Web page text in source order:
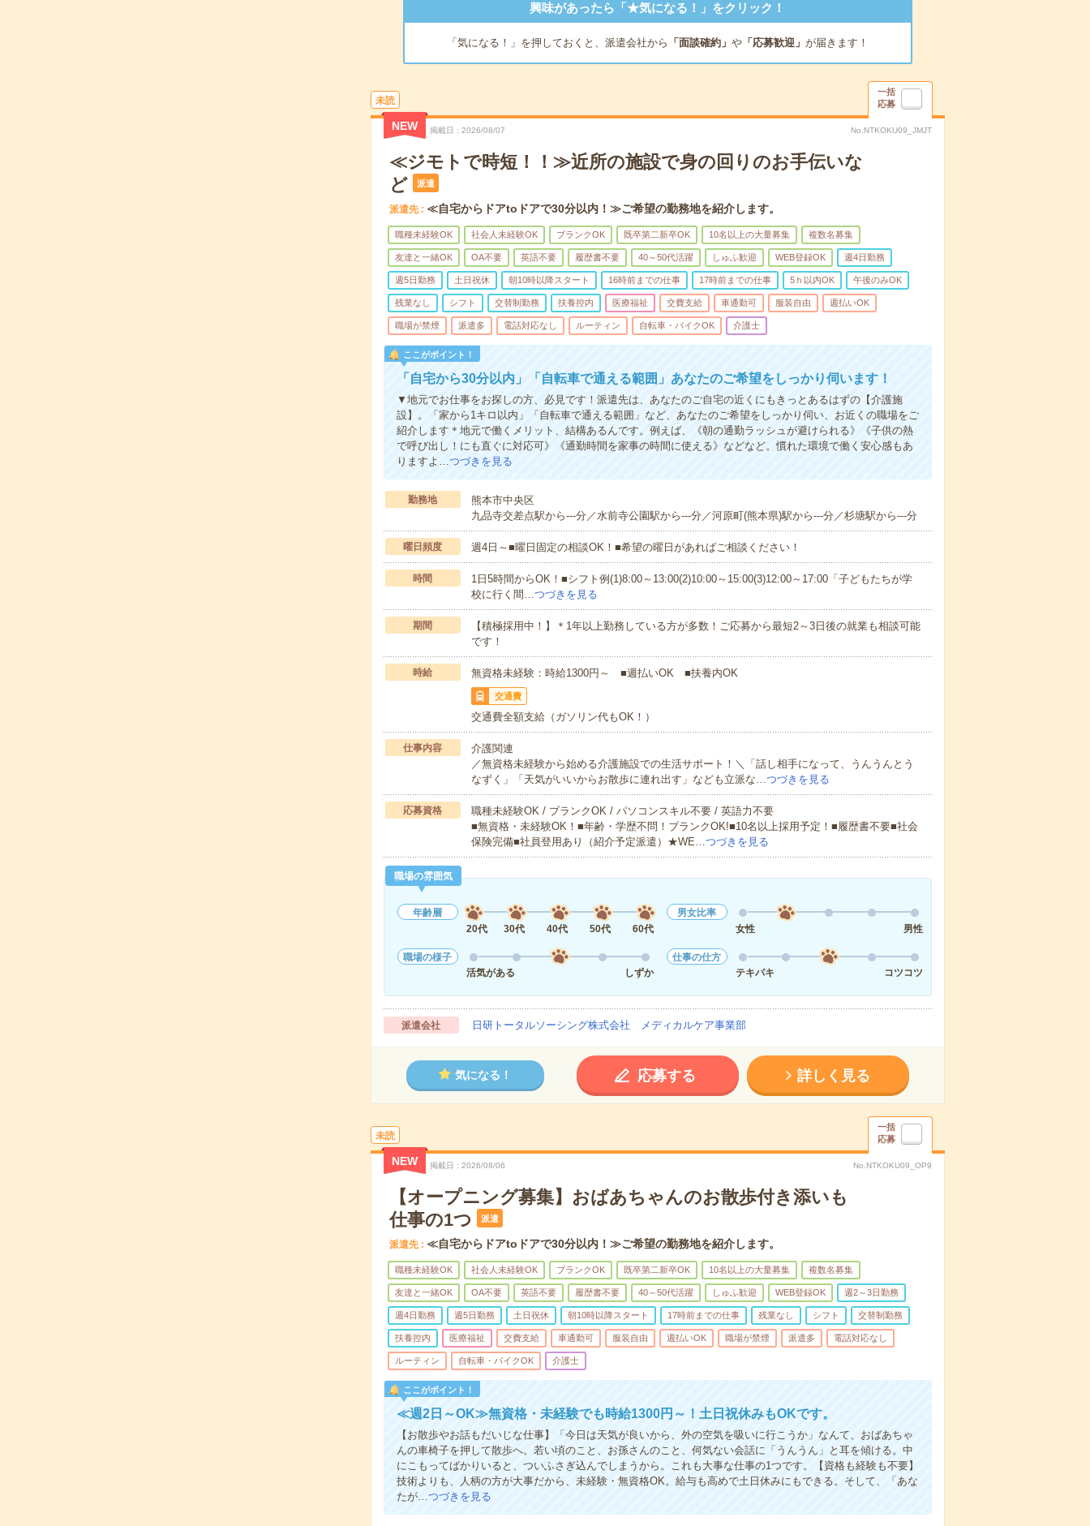
興味があったら「★気になる！」をクリック！
「気になる！」を押しておくと、派遣会社から 「面談確約」 や「応募歓迎」 が届きます！
未読
一括
応募
NEW 掲載日 2026/08/07 No.NTKOKU09_JMJT
≪ジモトで時短！！≫近所の施設で身の回りのお手伝いな
ど
派遣
派遣先 ≪自宅からドアtoドアで30分以内！≫ご希望の勤務地を紹介します。
職種未経験OK 社会人未経験OK ブランクOK 既卒第二新卒OK 10名以上の大量募集 複数名募集
友達と一緒OK OA不要 英語不要 履歴書不要 40～50代活躍 しゅふ歓迎 WEB登録OK 週4日勤務
週5日勤務 土日祝休 朝10時以降スタート 16時前までの仕事 17時前までの仕事 5ｈ以内OK 午後のみOK
残業なし シフト 交替制勤務 扶養控内 医療福祉 交費支給 車通勤可 服装自由 週払いOK
職場が禁煙 派遣多 電話対応なし ルーティン 自転車・バイクOK 介護士
ここがポイント！
「自宅から30分以内」「自転車で通える範囲」あなたのご希望をしっかり伺います！
▼地元でお仕事をお探しの方、必見です！派遣先は、あなたのご自宅の近くにもきっとあるはずの【介護施
設】。「家から1キロ以内」「自転車で通える範囲」など、あなたのご希望をしっかり伺い、お近くの職場をご
紹介します＊地元で働くメリット、結構あるんです。例えば、《朝の通勤ラッシュが避けられる》《子供の熱
で呼び出し！にも直ぐに対応可》《通勤時間を家事の時間に使える》などなど。慣れた環境で働く安心感もあ
りますよ…つづきを見る
勤務地
熊本市中央区
九品寺交差点駅から---分／水前寺公園駅から---分／河原町(熊本県)駅から---分／杉塘駅から---分
曜日頻度 週4日～■曜日固定の相談OK！■希望の曜日があればご相談ください！
時間
1日5時間からOK！■シフト例(1)8:00～13:00(2)10:00～15:00(3)12:00～17:00「子どもたちが学
校に行く間…つづきを見る
期間
【積極採用中！】＊1年以上勤務している方が多数！ご応募から最短2～3日後の就業も相談可能
です！
時給 無資格未経験：時給1300円～ ■週払いOK ■扶養内OK
交通費
交通費全額支給（ガソリン代もOK！）
仕事内容
介護関連
／無資格未経験から始める介護施設での生活サポート！＼「話し相手になって、うんうんとう
なずく」「天気がいいからお散歩に連れ出す」なども立派な…つづきを見る
応募資格
職種未経験OK / ブランクOK / パソコンスキル不要 / 英語力不要
■無資格・未経験OK！■年齢・学歴不問！ブランクOK!■10名以上採用予定！■履歴書不要■社会
保険完備■社員登用あり（紹介予定派遣）★WE…つづきを見る
職場の雰囲気
年齢層
20代
30代 40代 50代 60代
男女比率
女性
男性
職場の様子
活気がある
しずか
仕事の仕方
テキパキ
コツコツ
派遣会社 日研トータルソーシング株式会社 メディカルケア事業部
気になる！ 応募する 詳しく見る
未読
一括
応募
NEW 掲載日 2026/08/06 No.NTKOKU09_OP9
【オープニング募集】おばあちゃんのお散歩付き添いも
仕事の1つ
派遣
派遣先 ≪自宅からドアtoドアで30分以内！≫ご希望の勤務地を紹介します。
職種未経験OK 社会人未経験OK ブランクOK 既卒第二新卒OK 10名以上の大量募集 複数名募集
友達と一緒OK OA不要 英語不要 履歴書不要 40～50代活躍 しゅふ歓迎 WEB登録OK 週2～3日勤務
週4日勤務 週5日勤務 土日祝休 朝10時以降スタート 17時前までの仕事 残業なし シフト 交替制勤務
扶養控内 医療福祉 交費支給 車通勤可 服装自由 週払いOK 職場が禁煙 派遣多 電話対応なし
ルーティン 自転車・バイクOK 介護士
ここがポイント！
≪週2日～OK≫無資格・未経験でも時給1300円～！土日祝休みもOKです。
【お散歩やお話もだいじな仕事】「今日は天気が良いから、外の空気を吸いに行こうか」なんて、おばあちゃ
んの車椅子を押して散歩へ。若い頃のこと、お孫さんのこと、何気ない会話に「うんうん」と耳を傾ける。中
にこもってばかりいると、ついふさぎ込んでしまうから。これも大事な仕事の1つです。【資格も経験も不要】
技術よりも、人柄の方が大事だから、未経験・無資格OK。給与も高めで土日休みにもできる。そして、「あな
たが…つづきを見る